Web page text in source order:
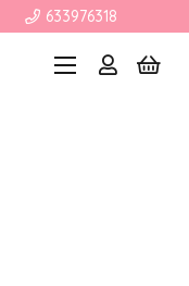
633976318